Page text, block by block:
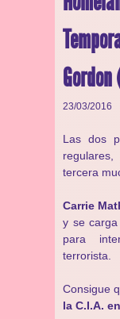
23/03/2016
Las dos
tercera
Carrie
y se
para
terrorista.
Consigue
la C.I.A.